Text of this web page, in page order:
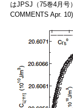
はJPSJ（75巻4月号
COMMENTS Apr.